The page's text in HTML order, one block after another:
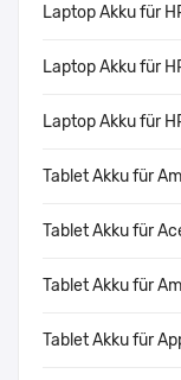
Laptop Akku für
Laptop Akku für
Laptop Akku für
Tablet Akku für
Tablet Akku für
Tablet Akku für
Tablet Akku für